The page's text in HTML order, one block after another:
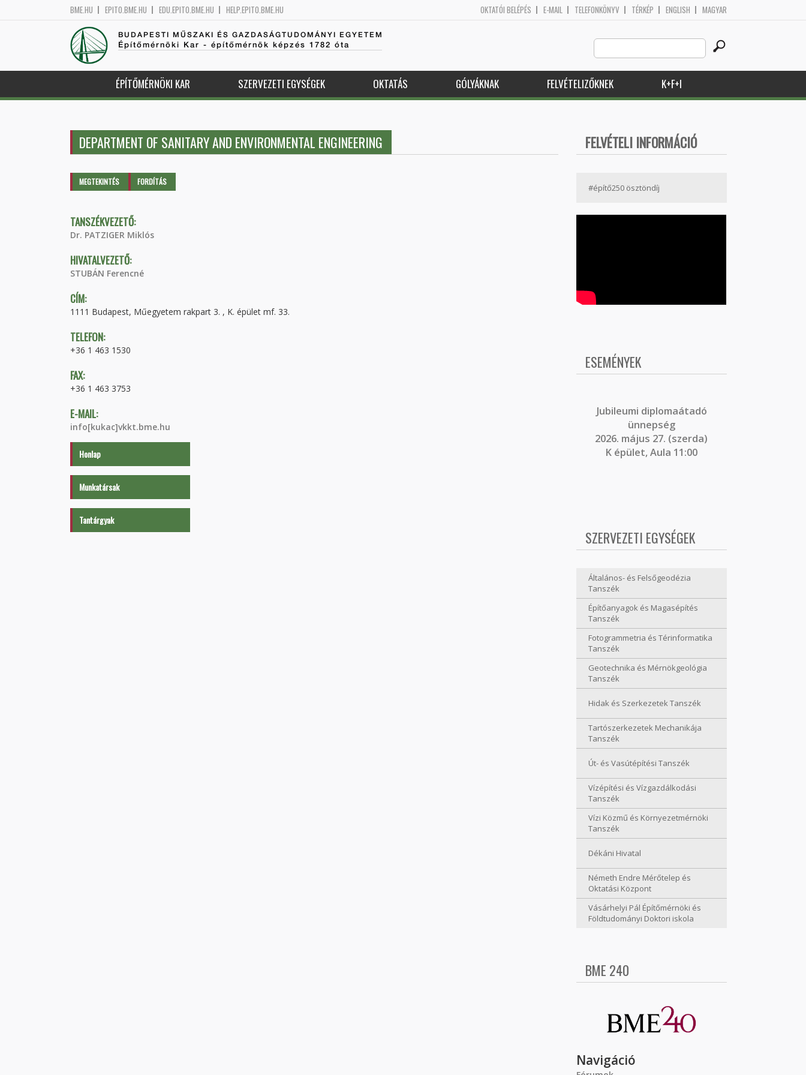
BME.HU EPITO.BME.HU EDU.EPITO.BME.HU HELP.EPITO.BME.HU OKTATÓI BELÉPÉS E-MAIL TELEFONKÖNYV TÉRKÉP ENGLISH MAGYAR
BUDAPESTI MŰSZAKI ÉS GAZDASÁGTUDOMÁNYI EGYETEM
Építőmérnöki Kar - építőmérnök képzés 1782 óta
Search
this
site
ÉPÍTŐMÉRNÖKI KAR SZERVEZETI EGYSÉGEK OKTATÁS GÓLYÁKNAK FELVÉTELIZŐKNEK K+F+I
DEPARTMENT OF SANITARY AND ENVIRONMENTAL ENGINEERING
Elsődleges fülek
MEGTEKINTÉS (AKTÍVFORDÍTÁS
TANSZÉKVEZETŐ:
Dr. PATZIGER Miklós
HIVATALVEZETŐ:
STUBÁN Ferencné
CÍM:
1111 Budapest, Műegyetem rakpart 3. , K. épület mf. 33.
TELEFON:
+36 1 463 1530
FAX:
+36 1 463 3753
E-MAIL:
info[kukac]vkkt.bme.hu
Honlap
Munkatársak
Tantárgyak
FELVÉTELI INFORMÁCIÓ
#építő250 ösztöndíj
ESEMÉNYEK
Jubileumi diplomaátadó
ünnepség
2026. május 27. (szerda)
K épület, Aula 11:00
SZERVEZETI EGYSÉGEK
Általános- és Felsőgeodézia
Tanszék
Építőanyagok és Magasépítés
Tanszék
Fotogrammetria és Térinformatika
Tanszék
Geotechnika és Mérnökgeológia
Tanszék
Hidak és Szerkezetek Tanszék
Tartószerkezetek Mechanikája
Tanszék
Út- és Vasútépítési Tanszék
Vízépítési és Vízgazdálkodási
Tanszék
Vízi Közmű és Környezetmérnöki
Tanszék
Dékáni Hivatal
Németh Endre Mérőtelep és
Oktatási Központ
Vásárhelyi Pál Építőmérnöki és
Földtudományi Doktori iskola
BME 240
Navigáció